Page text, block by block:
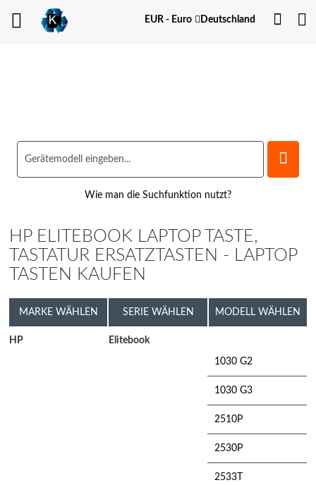
Währung
EUR - Euro Deutschland
Dein
Wie man die Suchfunktion nutzt?
HP ELITEBOOK LAPTOP TASTE,
TASTATUR ERSATZTASTEN - LAPTOP
TASTEN KAUFEN
MARKE WÄHLEN SERIE WÄHLEN MODELL WÄHLEN
HP Elitebook
1030 G2
1030 G3
2510P
2530P
2533T